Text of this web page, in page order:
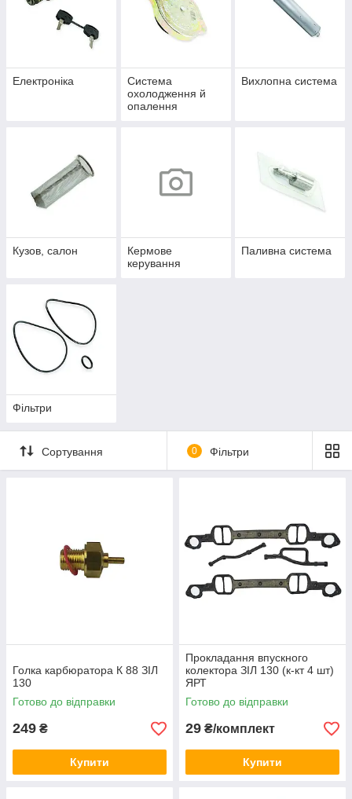
Електроніка
Система
охолодження й
опалення
Вихлопна система
Кузов, салон
Кермове
керування
Паливна система
Фільтри
Сортування 0 Фільтри
Голка карбюратора К 88 ЗІЛ
130
Готово до відправки
249 ₴
Купити
Прокладання впускного
колектора ЗІЛ 130 (к-кт 4 шт)
ЯРТ
Готово до відправки
29 ₴/комплект
Купити